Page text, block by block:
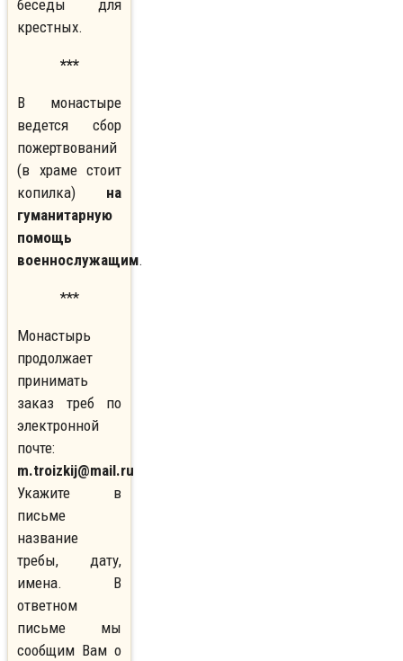
беседы для
крестных.
***
В монастыре
ведется сбор
пожертвований
(в храме стоит
копилка) на
гуманитарную
помощь
военнослужащим.
***
Монастырь
продолжает
принимать
заказ треб по
электронной
почте:
m.troizkij@mail.ru
Укажите в
письме
название
требы, дату,
имена. В
ответном
письме мы
сообщим Вам о